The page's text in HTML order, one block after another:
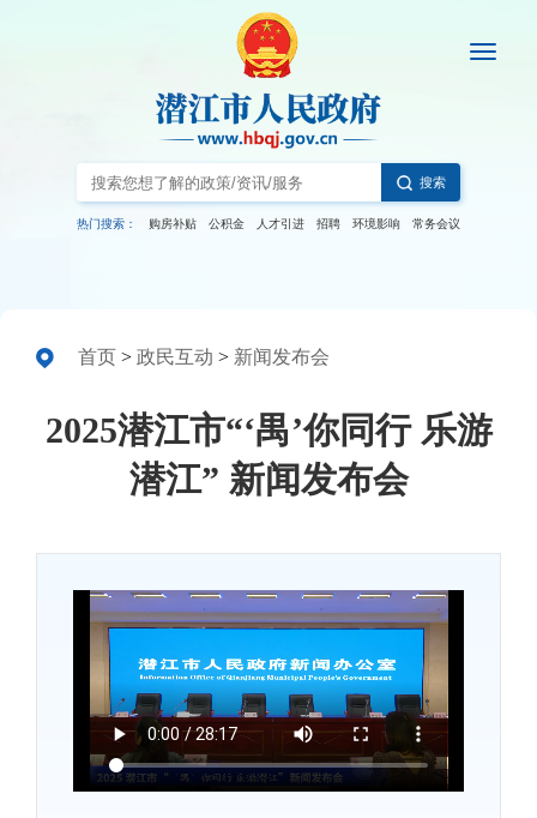
搜索
热门搜索： 购房补贴 公积金 人才引进 招聘 环境影响 常务会议
首页 > 政民互动 > 新闻发布会
2025潜江市“‘禺’你同行 乐游
潜江” 新闻发布会